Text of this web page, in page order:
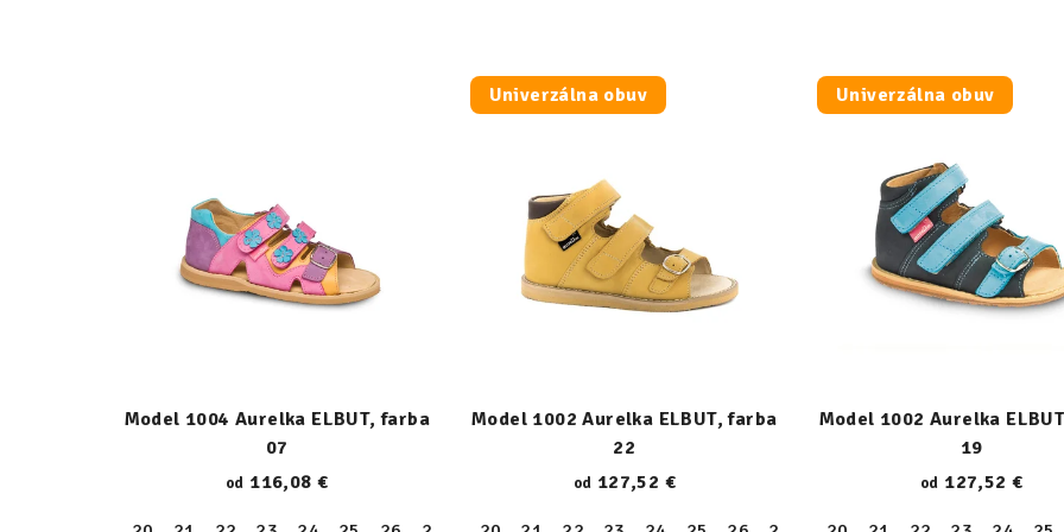
Model 1004 Aurelka ELBUT, farba
07
od 116,08 €
Univerzálna obuv
Model 1002 Aurelka ELBUT, farba
22
od 127,52 €
Univerzálna obuv
Model 1002 Aurelka
19
od 127,52 €